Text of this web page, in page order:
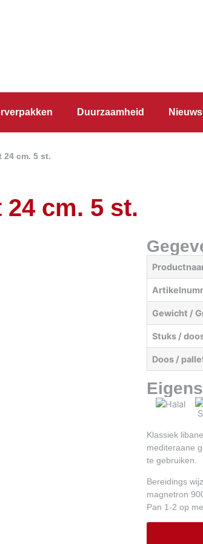
Duurzaamheid Nieuws
24 cm. 5 st.
cm. 5 st.
Gewicht /
Stuks /
Doos /
Klassiek
mediteraane
te gebruiken.
Bereidings
magnetron
Pan 1-2 op